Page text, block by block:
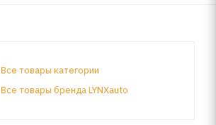
Все товары категории
Все товары бренда LYNXauto